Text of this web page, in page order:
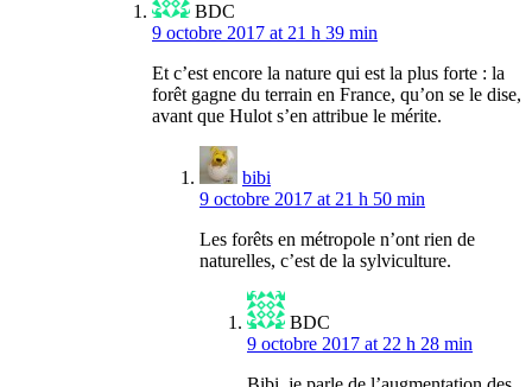
BDC
9 octobre 2017 at 21 h 39 min
Et c’est encore la nature qui est la plus forte : la
forêt gagne du terrain en France, qu’on se le dise,
avant que Hulot s’en attribue le mérite.
bibi
9 octobre 2017 at 21 h 50 min
Les forêts en métropole n’ont rien de
naturelles, c’est de la sylviculture.
BDC
9 octobre 2017 at 22 h 28 min